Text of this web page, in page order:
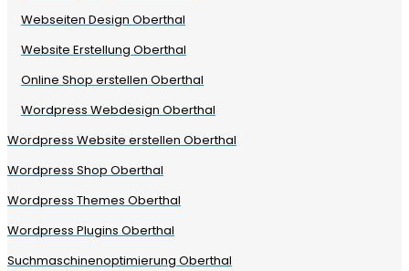
Webseiten Design Oberthal
Website Erstellung Oberthal
Online Shop erstellen Oberthal
Wordpress Webdesign Oberthal
Wordpress Website erstellen Oberthal
Wordpress Shop Oberthal
Wordpress Themes Oberthal
Wordpress Plugins Oberthal
Suchmaschinenoptimierung Oberthal